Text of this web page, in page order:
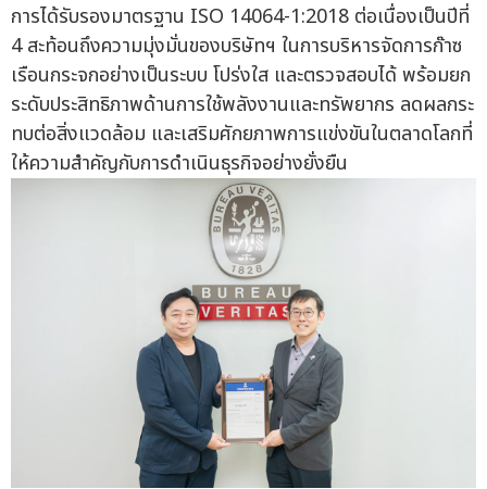
การได้รับรองมาตรฐาน ISO 14064-1:2018 ต่อเนื่องเป็นปีที่
4 สะท้อนถึงความมุ่งมั่นของบริษัทฯ ในการบริหารจัดการก๊าซ
เรือนกระจกอย่างเป็นระบบ โปร่งใส และตรวจสอบได้ พร้อมยก
ระดับประสิทธิภาพด้านการใช้พลังงานและทรัพยากร ลดผลกระ
ทบต่อสิ่งแวดล้อม และเสริมศักยภาพการแข่งขันในตลาดโลกที่
ให้ความสำคัญกับการดำเนินธุรกิจอย่างยั่งยืน